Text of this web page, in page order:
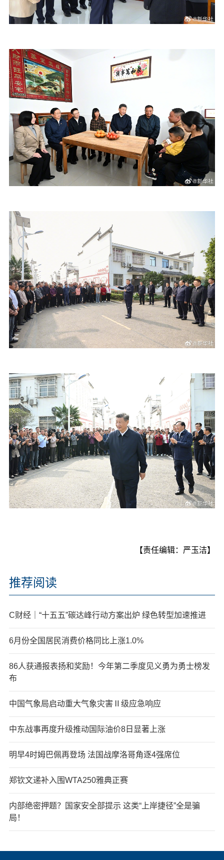
【责任编辑：严玉洁】
推荐阅读
C财经｜“十五五”碳达峰行动方案出炉 绿色转型加速推进
6月份全国居民消费价格同比上涨1.0%
86人获通报表扬和奖励！今年第二季度见义勇为勇士榜发
布
中国气象局启动重大气象灾害Ⅱ级应急响应
中东战事再度升级推动国际油价8日显著上涨
明早4时姆巴佩再登场 法国战摩洛哥角逐4强席位
郑钦文递补入围WTA250雅典正赛
内部绝密押题？国家安全部提示 这类“上岸捷径”全是骗
局！